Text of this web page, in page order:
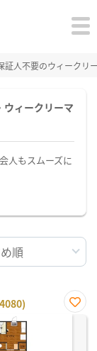
証人不要のウィークリ
ィークリーマ
人もスムーズに
お気